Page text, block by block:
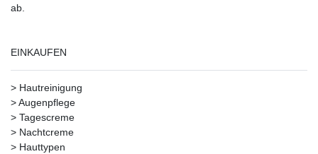
ab.
EINKAUFEN
> Hautreinigung
>Augenpflege
> Tagescreme
> Nachtcreme
> Hauttypen